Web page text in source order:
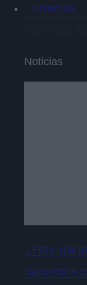
NOTICIAS
Noticias
¿Hay
hacemos